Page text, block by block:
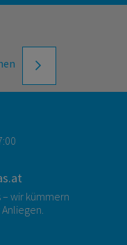
wir kümmern